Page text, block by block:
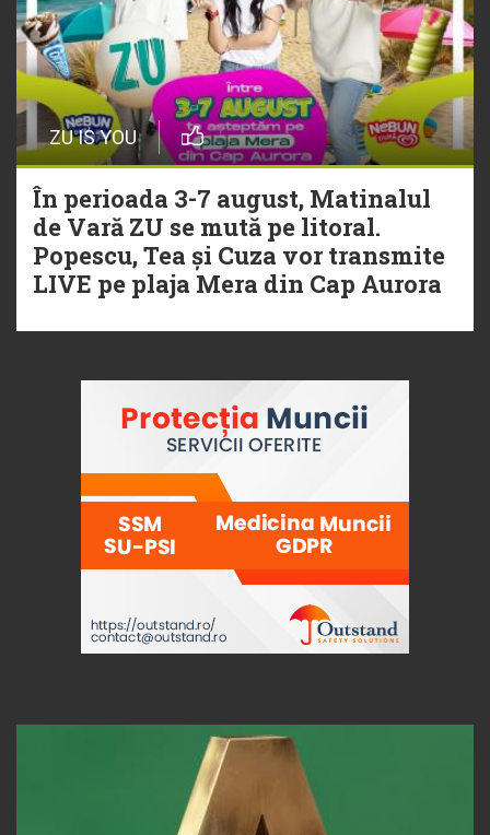
ZU IS YOU
În perioada 3-7 august, Matinalul
de Vară ZU se mută pe litoral.
Popescu, Tea și Cuza vor transmite
LIVE pe plaja Mera din Cap Aurora